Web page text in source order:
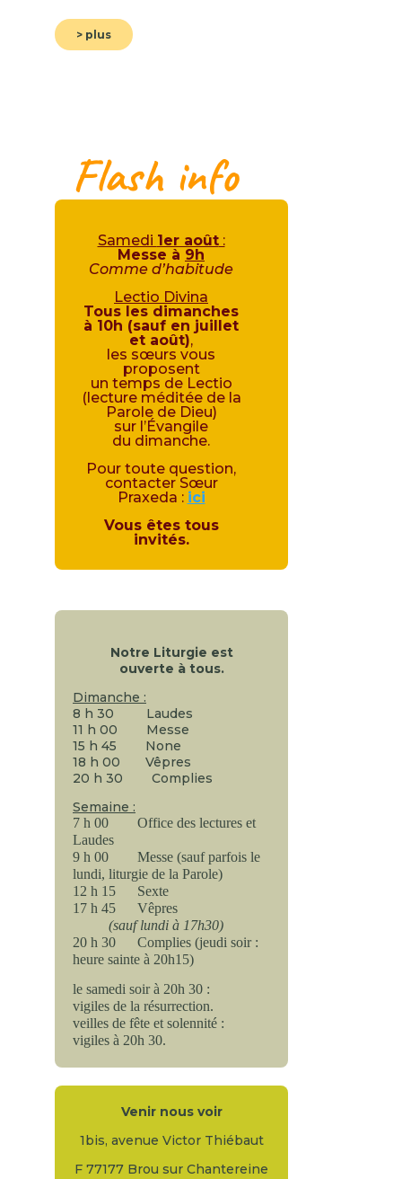
> plus
Flash info
Samedi 1er août:
Messe à 9h
Comme d’habitude
Lectio Divina
Tous les dimanches
à 10h (sauf en juillet
et août),
les sœurs vous
proposent
un temps de Lectio
(lecture méditée de la
Parole de Dieu)
sur l’Évangile
du dimanche.
Pour toute question,
contacter Sœur
Praxeda : ici
Vous êtes tous
invités.
Notre Liturgie est
ouverte à tous.
Dimanche :
8 h 30 Laudes
11 h 00 Messe
15 h 45 None
18 h 00 Vêpres
20 h 30 Complies
Semaine :
7 h 00 Office des lectures et
Laudes
9 h 00 Messe (sauf parfois le
lundi, liturgie de la Parole)
12 h 15 Sexte
17 h 45 Vêpres
(sauf lundi à 17h30)
20 h 30 Complies (jeudi soir :
heure sainte à 20h15)
le samedi soir à 20h 30 :
vigiles de la résurrection.
veilles de fête et solennité :
vigiles à 20h 30.
Venir nous voir
1bis, avenue Victor Thiébaut
F 77177 Brou sur Chantereine